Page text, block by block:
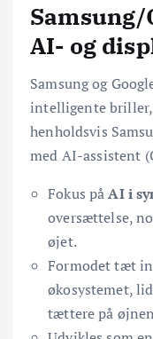
Samsung/
AI- og
Samsung og
intelligente
henholdsvis
med AI-assistent
Fokus påAI i
oversættelse,
øjet.
Formodet tæt
økosystemet,
tættere på